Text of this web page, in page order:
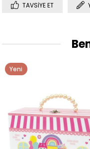
TAVSIYE ET
Yeni